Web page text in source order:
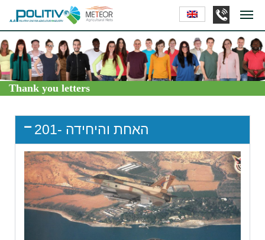
Thank you letters
האחת והיחידה -201